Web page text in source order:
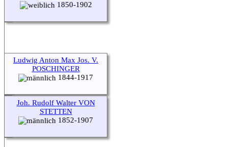
1850-1902
Ludwig Anton Max Jos. V.
POSCHINGER
1844-1917
Joh. Rudolf Walter VON
STETTEN
1852-1907